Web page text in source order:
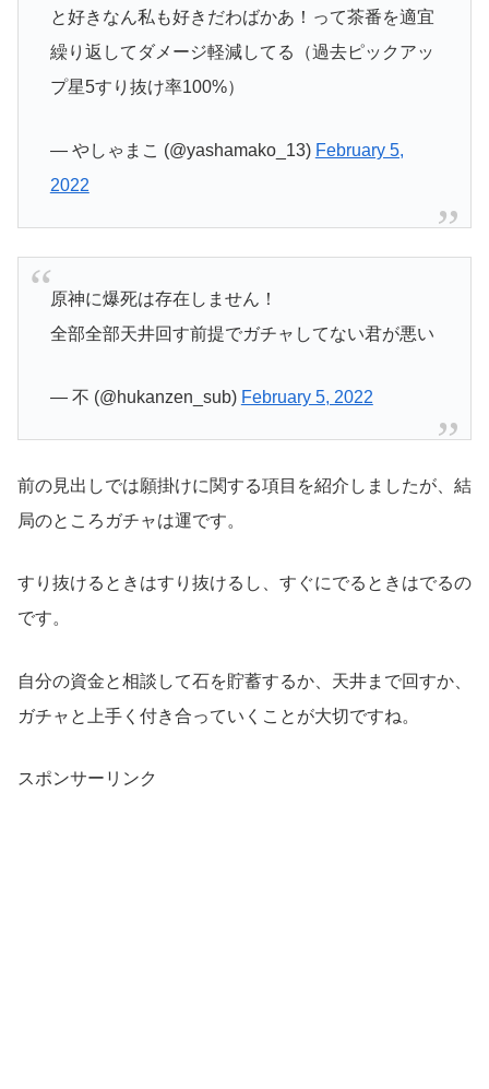
と好きなん私も好きだわばかあ！って茶番を適宜
繰り返してダメージ軽減してる（過去ピックアッ
プ星5すり抜け率100%）
— やしゃまこ (@yashamako_13) February 5,
2022
原神に爆死は存在しません！
全部全部天井回す前提でガチャしてない君が悪い
— 不 (@hukanzen_sub) February 5, 2022
前の見出しでは願掛けに関する項目を紹介しましたが、結
局のところガチャは運です。
すり抜けるときはすり抜けるし、すぐにでるときはでるの
です。
自分の資金と相談して石を貯蓄するか、天井まで回すか、
ガチャと上手く付き合っていくことが大切ですね。
スポンサーリンク